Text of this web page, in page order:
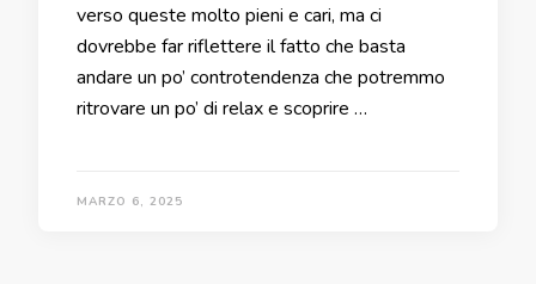
verso queste molto pieni e cari, ma ci
dovrebbe far riflettere il fatto che basta
andare un po’ controtendenza che potremmo
ritrovare un po’ di relax e scoprire …
MARZO 6, 2025